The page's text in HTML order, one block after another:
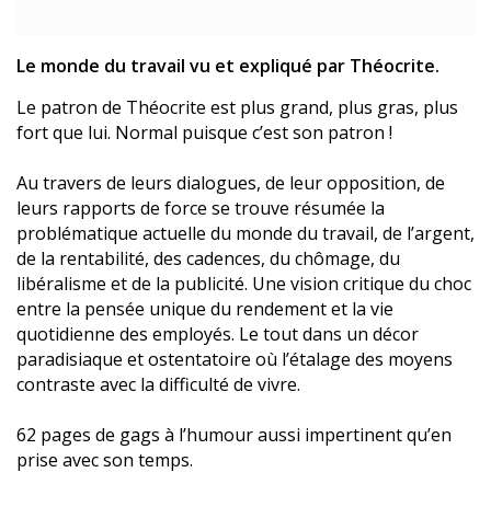
Le monde du travail vu et expliqué par Théocrite.
Le patron de Théocrite est plus grand, plus gras, plus
fort que lui. Normal puisque c’est son patron !
Au travers de leurs dialogues, de leur opposition, de
leurs rapports de force se trouve résumée la
problématique actuelle du monde du travail, de l’argent,
de la rentabilité, des cadences, du chômage, du
libéralisme et de la publicité. Une vision critique du choc
entre la pensée unique du rendement et la vie
quotidienne des employés. Le tout dans un décor
paradisiaque et ostentatoire où l’étalage des moyens
contraste avec la difficulté de vivre.
62 pages de gags à l’humour aussi impertinent qu’en
prise avec son temps.